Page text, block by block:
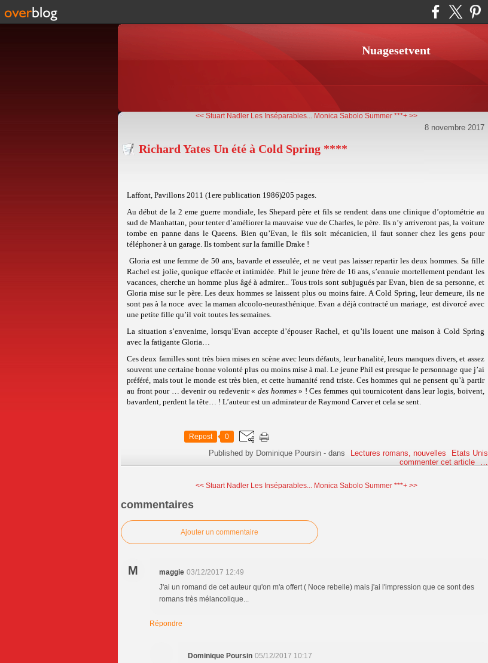
Nuagesetvent
<< Stuart Nadler Les Inséparables... Monica Sabolo Summer ***+ >>
8 novembre 2017
Richard Yates Un été à Cold Spring ****
Laffont, Pavillons 2011 (1ere publication 1986)205 pages.
Au début de la 2 eme guerre mondiale, les Shepard père et fils se rendent dans une clinique d’optométrie au
sud de Manhattan, pour tenter d’améliorer la mauvaise vue de Charles, le père. Ils n’y arriveront pas, la voiture
tombe en panne dans le Queens. Bien qu’Evan, le fils soit mécanicien, il faut sonner chez les gens pour
téléphoner à un garage. Ils tombent sur la famille Drake !
Gloria est une femme de 50 ans, bavarde et esseulée, et ne veut pas laisser repartir les deux hommes. Sa fille
Rachel est jolie, quoique effacée et intimidée. Phil le jeune frère de 16 ans, s’ennuie mortellement pendant les
vacances, cherche un homme plus âgé à admirer... Tous trois sont subjugués par Evan, bien de sa personne, et
Gloria mise sur le père. Les deux hommes se laissent plus ou moins faire. A Cold Spring, leur demeure, ils ne
sont pas à la noce avec la maman alcoolo-neurasthénique. Evan a déjà contracté un mariage, est divorcé avec
une petite fille qu’il voit toutes les semaines.
La situation s’envenime, lorsqu’Evan accepte d’épouser Rachel, et qu’ils louent une maison à Cold Spring
avec la fatigante Gloria…
Ces deux familles sont très bien mises en scène avec leurs défauts, leur banalité, leurs manques divers, et assez
souvent une certaine bonne volonté plus ou moins mise à mal. Le jeune Phil est presque le personnage que j’ai
préféré, mais tout le monde est très bien, et cette humanité rend triste. Ces hommes qui ne pensent qu’à partir
au front pour … devenir ou redevenir « des hommes» ! Ces femmes qui tournicotent dans leur logis, boivent,
bavardent, perdent la tête… ! L’auteur est un admirateur de Raymond Carver et cela se sent.
Repost 0
Published by Dominique Poursin -dans Lectures romans, nouvelles
Etats Unis
commenter cet article
…
<< Stuart Nadler Les Inséparables... Monica Sabolo Summer ***+ >>
commentaires
Ajouter un commentaire
M maggie 03/12/2017 12:49
J'ai un romand de cet auteur qu'on m'a offert ( Noce rebelle) mais j'ai l'impression que ce sont des
romans très mélancolique...
Répondre
Dominique Poursin 05/12/2017 10:17